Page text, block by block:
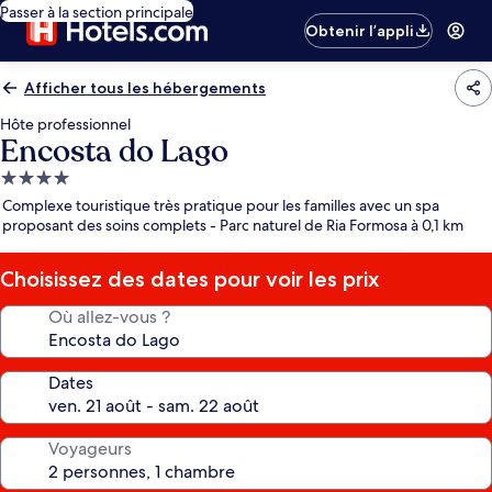
Passer à la section principale
Obtenir l’appli
Afficher tous les hébergements
Hôte professionnel
Encosta do Lago
Hébergement
4.0 étoiles
Complexe touristique très pratique pour les familles avec un spa
proposant des soins complets - Parc naturel de Ria Formosa à 0,1 km
Choisissez des dates pour voir les prix
Où allez-vous ?
Dates
Voyageurs